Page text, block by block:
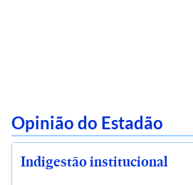
Opinião do Estadão
Indigestão institucional